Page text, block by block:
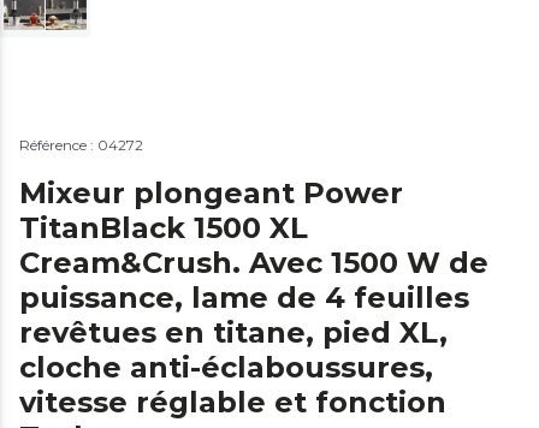
Référence : 04272
Mixeur plongeant Power
TitanBlack 1500 XL
Cream&Crush. Avec 1500 W de
puissance, lame de 4 feuilles
revêtues en titane, pied XL,
cloche anti-éclaboussures,
vitesse réglable et fonction